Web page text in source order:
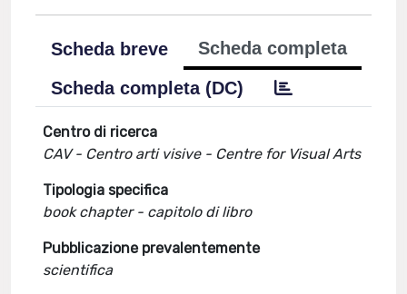
Scheda breve
Scheda completa
Scheda completa (DC)
Centro di ricerca
CAV - Centro arti visive - Centre for Visual Arts
Tipologia specifica
book chapter - capitolo di libro
Pubblicazione prevalentemente
scientifica